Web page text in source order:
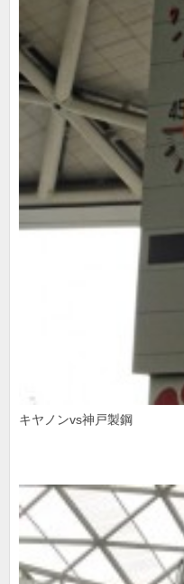
キヤノンvs神戸製鋼